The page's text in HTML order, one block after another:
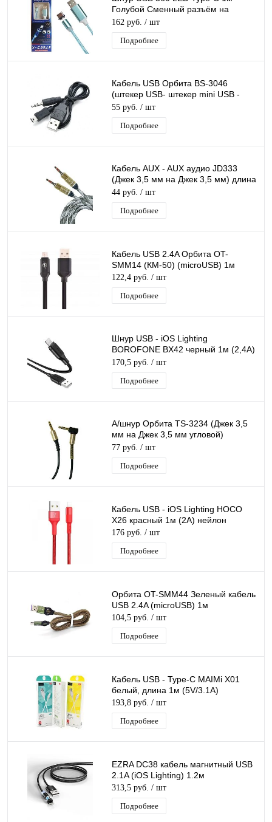
Голубой Сменный разъём на
магните 360 градусов светящийся
Бегущие Огни
162 руб. / шт
Подробнее
Кабель USB Орбита BS-3046
(штекер USB- штекер mini USB -
джек 3,5) 0.5м/40/1000
55 руб. / шт
Подробнее
Кабель AUX - AUX аудио JD333
(Джек 3,5 мм на Джек 3,5 мм) длина
1м тканевый
44 руб. / шт
Подробнее
Кабель USB 2.4A Орбита OT-
SMM14 (КМ-50) (microUSB) 1м
122,4 руб. / шт
Подробнее
Шнур USB - iOS Lighting
BOROFONE BX42 черный 1м (2,4А)
силикон
170,5 руб. / шт
Подробнее
А/шнур Орбита TS-3234 (Джек 3,5
мм на Джек 3,5 мм угловой)
1м/20/100/1000
77 руб. / шт
Подробнее
Кабель USB - iOS Lighting HOCO
X26 красный 1м (2А) нейлон
176 руб. / шт
Подробнее
Орбита OT-SMM44 Зеленый кабель
USB 2.4A (microUSB) 1м
104,5 руб. / шт
Подробнее
Кабель USB - Type-C MAIMi X01
белый, длина 1м (5V/3.1A)
193,8 руб. / шт
Подробнее
EZRA DC38 кабель магнитный USB
2.1A (iOS Lighting) 1.2м
313,5 руб. / шт
Подробнее